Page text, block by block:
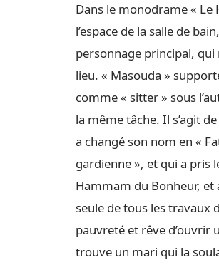
Dans le monodrame «
l’espace de la salle de
personnage principal, qui
lieu. « Masouda »
comme « sitter » sous
la même tâche. Il s’agit
a changé son nom en «
gardienne », et qui a pris
Hammam du Bonheur, et
seule de tous les travaux
pauvreté et rêve d’ouvrir
trouve un mari qui la